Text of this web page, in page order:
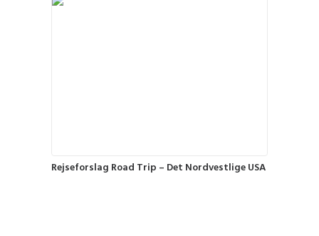
Rejseforslag Road Trip – Det Nordvestlige USA